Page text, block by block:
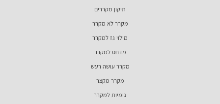
תיקון מקררים
מקרר לא מקרר
מילוי גז למקרר
מדחס למקרר
מקרר עושה רעש
מקרר מקצר
גומיות למקרר